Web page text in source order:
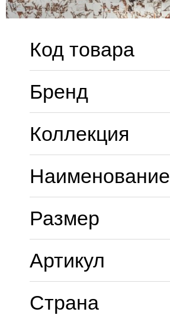
Код товара
Бренд
Коллекция
Наименование
Размер
Артикул
Страна